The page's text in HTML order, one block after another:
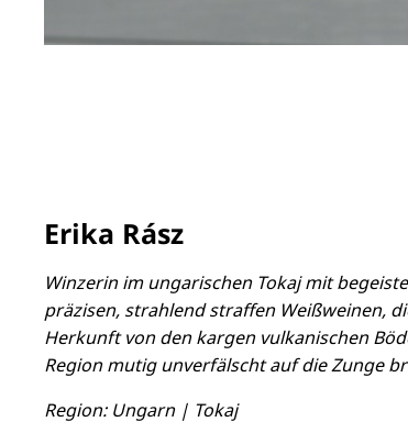
Erika Rász
Winzerin im ungarischen Tokaj mit
präzisen, strahlend straffen Weißweinen,
Herkunft von den kargen vulkanischen
Region mutig unverfälscht auf die Zunge
Region: Ungarn | Tokaj